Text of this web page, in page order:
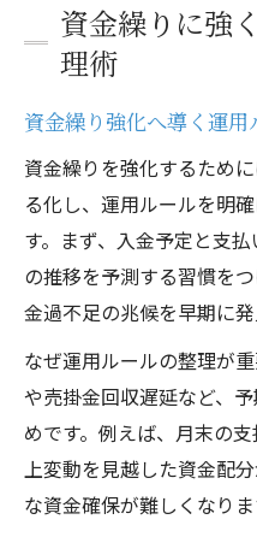
資金繰りに強
理術
資金繰り強化へ導く運
資金繰りを強化するため
る化し、運用ルールを明
す。まず、入金予定と支
の推移を予測する習慣を
金過不足の兆候を早期に発
なぜ運用ルールの整理が
や売掛金回収遅延など、
めです。例えば、月末の
上変動を見越した資金配
な資金確保が難しくなりま